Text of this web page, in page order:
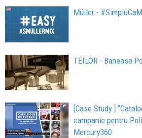
Müller -
TEILOR - Baneasa
[Case Study ]
campanie pentru
Mercury360